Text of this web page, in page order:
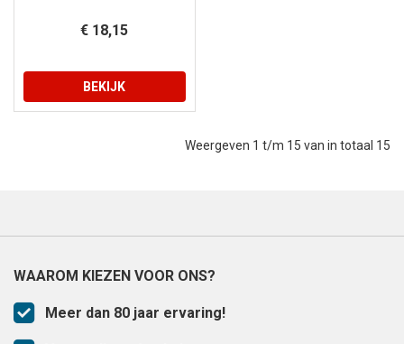
€ 18,15
BEKIJK
Weergeven 1 t/m 15 van in totaal 15
WAAROM KIEZEN VOOR ONS?
Meer dan 80 jaar ervaring!